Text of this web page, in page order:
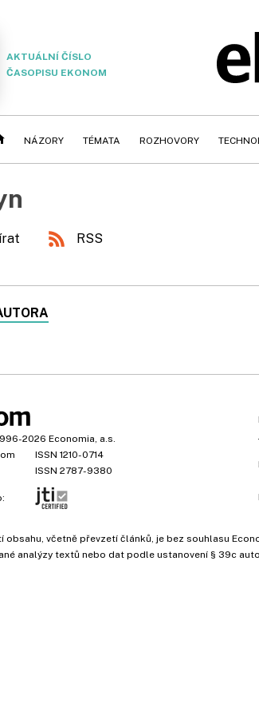
AKTUÁLNÍ ČÍSLO
ČASOPISU EKONOM
NÁZORY TÉMATA ROZHOVORY
RSS
2026 Economia, a.s.
ISSN 1210-0714
ISSN 2787-9380
obsahu, včetně převzetí článků, je bez souhlasu
analýzy textů nebo dat podle ustanovení § 39c